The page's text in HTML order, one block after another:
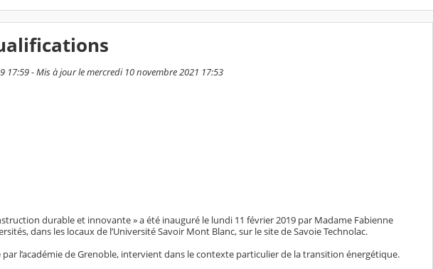
- Mis à jour le mercredi 10 novembre 2021 17:53
durable et innovante » a été inauguré le lundi 11 février 2019 par Madame Fabienne
dans les locaux de l’Université Savoir Mont Blanc, sur le site de Savoie Technolac.
l’académie de Grenoble, intervient dans le contexte particulier de la transition énergétique.